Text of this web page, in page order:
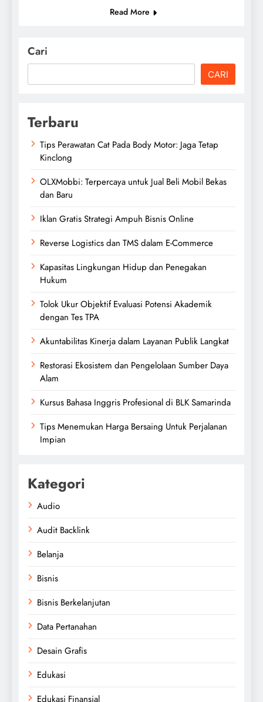
Read More
Cari
CARI
Terbaru
Tips Perawatan Cat Pada Body Motor: Jaga Tetap
Kinclong
OLXMobbi: Terpercaya untuk Jual Beli Mobil Bekas
dan Baru
Iklan Gratis Strategi Ampuh Bisnis Online
Reverse Logistics dan TMS dalam E-Commerce
Kapasitas Lingkungan Hidup dan Penegakan
Hukum
Tolok Ukur Objektif Evaluasi Potensi Akademik
dengan Tes TPA
Akuntabilitas Kinerja dalam Layanan Publik Langkat
Restorasi Ekosistem dan Pengelolaan Sumber Daya
Alam
Kursus Bahasa Inggris Profesional di BLK Samarinda
Tips Menemukan Harga Bersaing Untuk Perjalanan
Impian
Kategori
Audio
Audit Backlink
Belanja
Bisnis
Bisnis Berkelanjutan
Data Pertanahan
Desain Grafis
Edukasi
Edukasi Finansial